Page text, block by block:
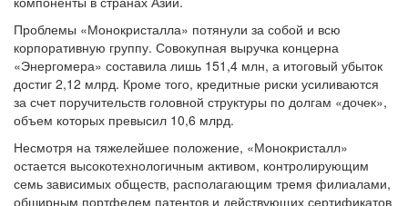
Проблемы «Монокристалла» потянули за собой и всю
корпоративную группу. Совокупная выручка концерна
«Энергомера» составила лишь 151,4 млн, а итоговый убыток
достиг 2,12 млрд. Кроме того, кредитные риски усиливаются
за счет поручительств головной структуры по долгам «дочек»,
объем которых превысил 10,6 млрд.
Несмотря на тяжелейшее положение, «Монокристалл»
остается высокотехнологичным активом, контролирующим
семь зависимых обществ, располагающим тремя филиалами,
обширным портфелем патентов и действующих сертификатов
(более 30 шт.).